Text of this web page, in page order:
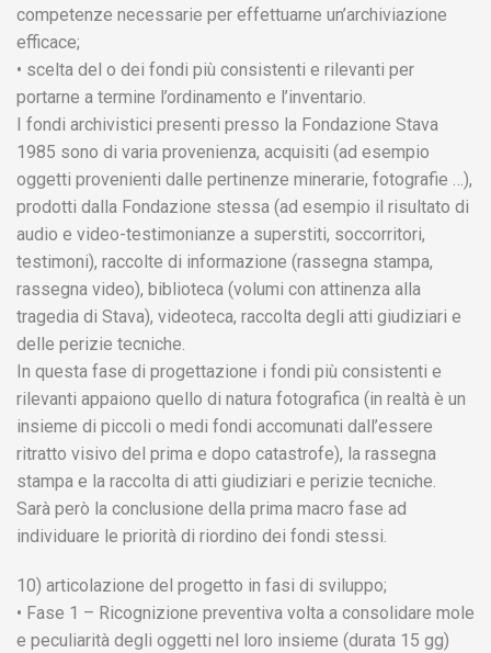
competenze necessarie per effettuarne un’archiviazione
efficace;
• scelta del o dei fondi più consistenti e rilevanti per
portarne a termine l’ordinamento e l’inventario.
I fondi archivistici presenti presso la Fondazione Stava
1985 sono di varia provenienza, acquisiti (ad esempio
oggetti provenienti dalle pertinenze minerarie, fotografie …),
prodotti dalla Fondazione stessa (ad esempio il risultato di
audio e video-testimonianze a superstiti, soccorritori,
testimoni), raccolte di informazione (rassegna stampa,
rassegna video), biblioteca (volumi con attinenza alla
tragedia di Stava), videoteca, raccolta degli atti giudiziari e
delle perizie tecniche.
In questa fase di progettazione i fondi più consistenti e
rilevanti appaiono quello di natura fotografica (in realtà è un
insieme di piccoli o medi fondi accomunati dall’essere
ritratto visivo del prima e dopo catastrofe), la rassegna
stampa e la raccolta di atti giudiziari e perizie tecniche.
Sarà però la conclusione della prima macro fase ad
individuare le priorità di riordino dei fondi stessi.
10) articolazione del progetto in fasi di sviluppo;
• Fase 1 – Ricognizione preventiva volta a consolidare mole
e peculiarità degli oggetti nel loro insieme (durata 15 gg)